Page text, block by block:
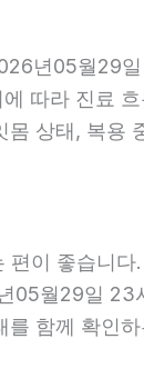
년05월29
따라 진료
상태, 복용
편이 좋습니
05월29일
함께 확인